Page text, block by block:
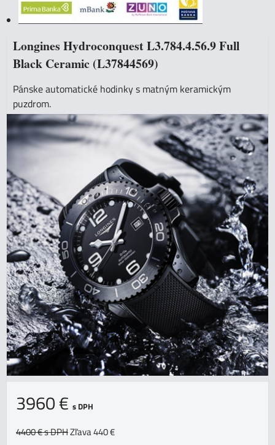
Longines Hydroconquest L3.784.4.56.9 Full
Black Ceramic (L37844569)
Pánske automatické hodinky s matným keramickým
puzdrom.
3960 € s DPH
4400 €s DPHZľava 440 €